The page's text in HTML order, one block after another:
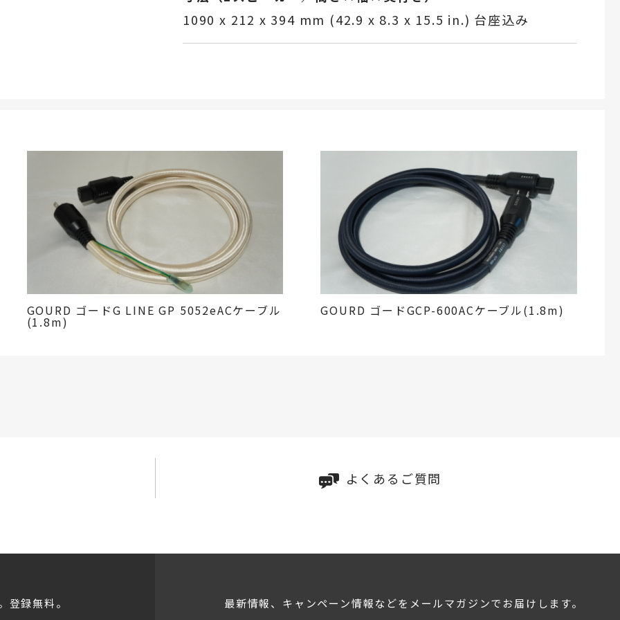
1090 x 212 x 394 mm (42.9 x 8.3 x 15.5 in.) 台座込み
GOURD ゴードG LINE GP 5052eACケーブル
(1.8m)
GOURD ゴードGCP-600ACケーブル(1.8m)
よくあるご質問
録無料。 最新情報、キャンペーン情報などをメールマガジンでお届けします。